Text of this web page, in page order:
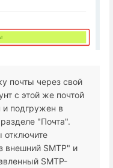
почты через свой
с этой же почтой
и подгружен в
"Почта".
отключите
внешний SMTP" и
SMTP-